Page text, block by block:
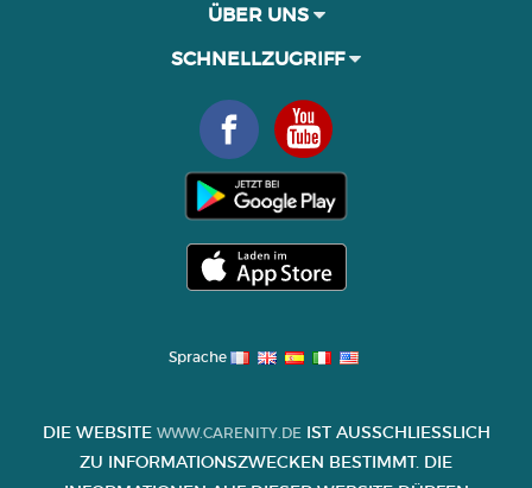
ÜBER UNS
SCHNELLZUGRIFF
Sprache
DIE WEBSITE WWW.CARENITY.DEIST AUSSCHLIESSLICH Z
U INFORMATIONSZWECKEN BESTIMMT. DIE I